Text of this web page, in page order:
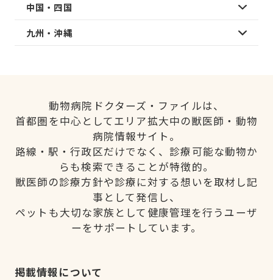
中国・四国
九州・沖縄
動物病院ドクターズ・ファイルは、
首都圏を中心としてエリア拡大中の獣医師・動物
病院情報サイト。
路線・駅・行政区だけでなく、診療可能な動物か
らも検索できることが特徴的。
獣医師の診療方針や診療に対する想いを取材し記
事として発信し、
ペットも大切な家族として健康管理を行うユーザ
ーをサポートしています。
掲載情報について